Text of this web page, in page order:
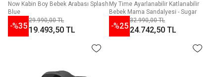
Now Kabin Boy Bebek Arabası Splash
Blue
-%35
29.990,00 TL
19.493,50 TL
My Time Ayarlanabilir Katlanabilir
Bebek Mama Sandalyesi - Sugar
-%25
32.990,00 TL
24.742,50 TL